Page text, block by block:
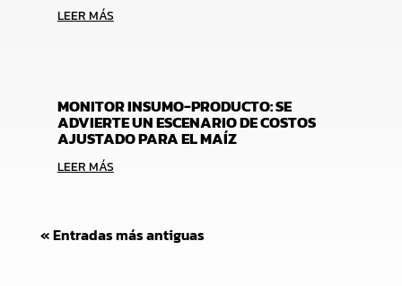
LEER MÁS
MONITOR INSUMO-PRODUCTO: SE
ADVIERTE UN ESCENARIO DE COSTOS
AJUSTADO PARA EL MAÍZ
LEER MÁS
« Entradas más antiguas